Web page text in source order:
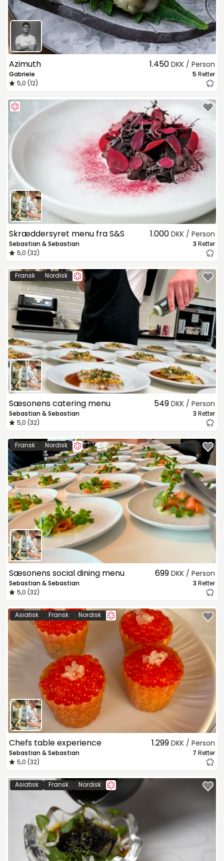
Azimuth
Gabriele
5,0 (12)
1.450 DKK / Person
5 Retter
Skræddersyret menu fra S&S
Sebastian & Sebastian
5,0 (32)
1.000 DKK / Person
3 Retter
Fransk Nordisk
Sæsonens catering menu
Sebastian & Sebastian
5,0 (32)
549 DKK / Person
3 Retter
Fransk Nordisk
Sæsonens social dining menu
Sebastian & Sebastian
5,0 (32)
699 DKK / Person
3 Retter
Asiatisk Fransk Nordisk
Chefs table experience
Sebastian & Sebastian
5,0 (32)
1.299 DKK / Person
7 Retter
Asiatisk Fransk Nordisk